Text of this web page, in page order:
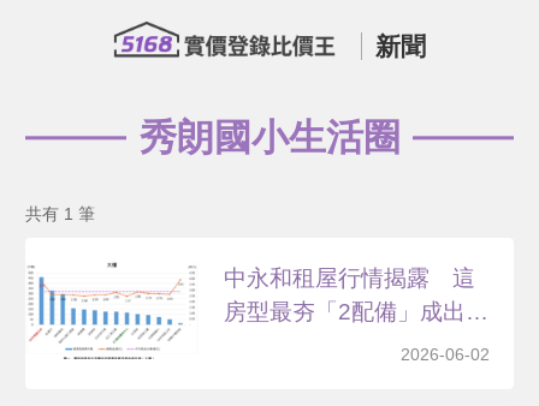
新聞
秀朗國小生活圈
共有 1 筆
中永和租屋行情揭露 這
房型最夯「2配備」成出
2026-06-02